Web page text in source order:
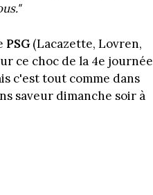
PSG(Lacazette, Lovren,
ce choc de la 4e journée
c'est tout comme dans
saveur dimanche soir à